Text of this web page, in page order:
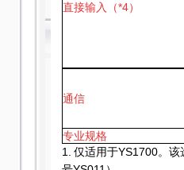
直接输入（*4）
通信
专业规格
1.
仅适用于YS1700。